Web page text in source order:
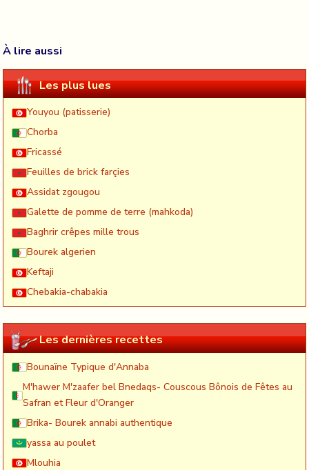
À lire aussi
Les plus lues
Youyou (patisserie)
Chorba
Fricassé
Feuilles de brick farçies
Assidat zgougou
Galette de pomme de terre (mahkoda)
Baghrir crêpes mille trous
Bourek algerien
Keftaji
Chebakia-chabakia
Les dernières recettes
Bounaïne Typique d'Annaba
M'hawer M'zaafer bel Bnedaqs- Couscous Bônois de Fêtes au
Safran et Fleur d'Oranger
Brika- Bourek annabi authentique
yassa au poulet
Mlouhia